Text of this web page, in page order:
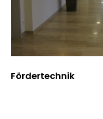
Fördertechnik